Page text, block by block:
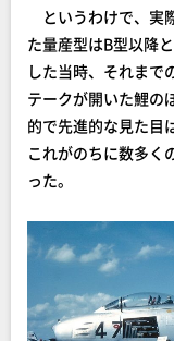
というわけで、実
た量産型はB型以降
した当時、それまで
テークが開いた鯉の
的で先進的な見た目
これがのちに数多く
った。